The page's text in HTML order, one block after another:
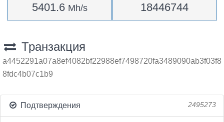
5401.6 Mh/s 18446744
Транзакция
a4452291a07a8ef4082bf22988ef7498720fa3489090ab3f03f8
8fdc4b07c1b9
Подтверждения 2495273